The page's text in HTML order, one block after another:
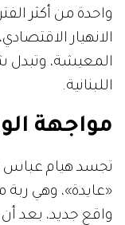
واحدة من أكثر
الانهيار
المعيشة، وتبدل
اللبنانية.
مواجهة
تجسد هيام
«عايدة»، وهي
واقع جديد، بعد